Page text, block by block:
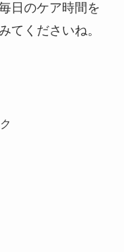
日のケア時間を
てくださいね。